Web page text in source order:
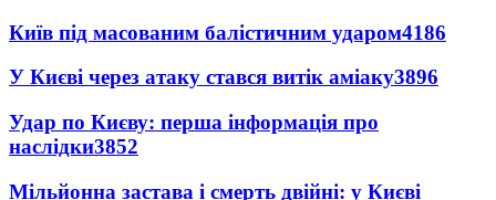
Київ під масованим балістичним ударом4186
У Києві через атаку стався витік аміаку3896
Удар по Києву: перша інформація про
наслідки3852
Мільйонна застава і смерть двійні: у Києві